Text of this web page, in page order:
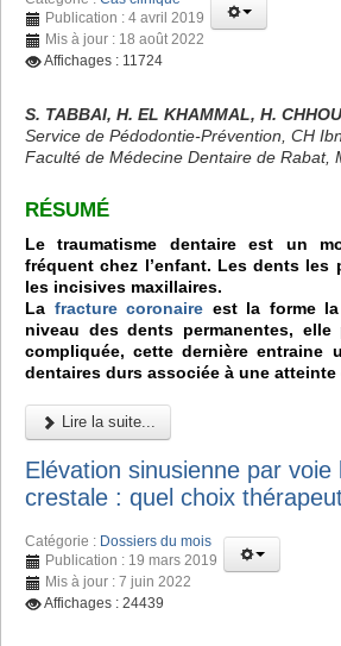
Publication : 4 avril 2019
Mis à jour : 18 août 2022
Affichages : 11724
S. TABBAI, H. EL KHAMMAL, H.
Service de Pédodontie-Prévention, CH
Faculté de Médecine Dentaire de Rabat,
RÉSUMÉ
Le traumatisme dentaire est un
fréquent chez l’enfant. Les dents les
les incisives maxillaires.
La fracture coronaire est la forme
niveau des dents permanentes,
compliquée, cette dernière entraine
dentaires durs associée à une
Lire la suite...
Elévation sinusienne par voie
crestale : quel choix
Catégorie : Dossiers du mois
Publication : 19 mars 2019
Mis à jour : 7 juin 2022
Affichages : 24439